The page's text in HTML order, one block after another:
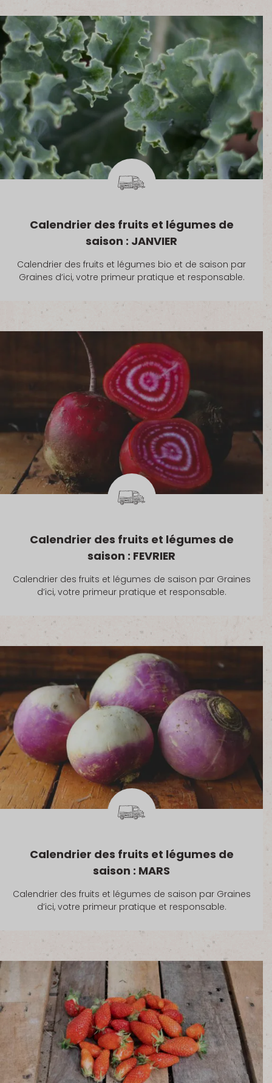
Calendrier des fruits et légumes de
saison : JANVIER
Calendrier des fruits et légumes bio et de saison par
Graines d’ici, votre primeur pratique et responsable.
Calendrier des fruits et légumes de
saison : FEVRIER
Calendrier des fruits et légumes de saison par Graines
d’ici, votre primeur pratique et responsable.
Calendrier des fruits et légumes de
saison : MARS
Calendrier des fruits et légumes de saison par Graines
d’ici, votre primeur pratique et responsable.